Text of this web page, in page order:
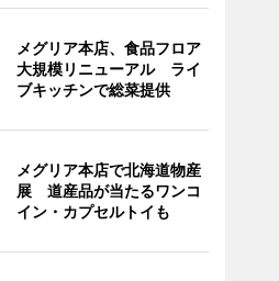
メグリア本店、食品フロア
大規模リニューアル ライ
ブキッチンで総菜提供
メグリア本店で北海道物産
展 道産品が当たるワンコ
イン・カプセルトイも